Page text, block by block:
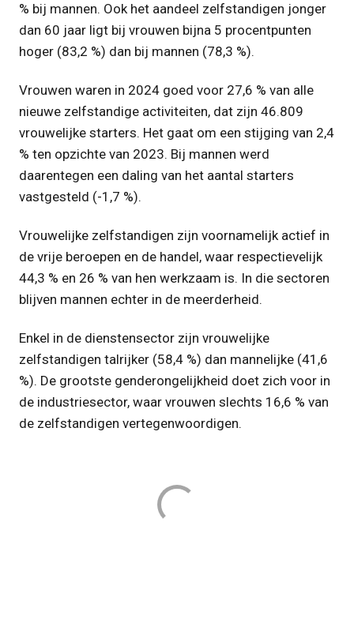
% bij mannen. Ook het aandeel zelfstandigen jonger
dan 60 jaar ligt bij vrouwen bijna 5 procentpunten
hoger (83,2 %) dan bij mannen (78,3 %).
Vrouwen waren in 2024 goed voor 27,6 % van alle
nieuwe zelfstandige activiteiten, dat zijn 46.809
vrouwelijke starters. Het gaat om een stijging van 2,4
% ten opzichte van 2023. Bij mannen werd
daarentegen een daling van het aantal starters
vastgesteld (-1,7 %).
Vrouwelijke zelfstandigen zijn voornamelijk actief in
de vrije beroepen en de handel, waar respectievelijk
44,3 % en 26 % van hen werkzaam is. In die sectoren
blijven mannen echter in de meerderheid.
Enkel in de dienstensector zijn vrouwelijke
zelfstandigen talrijker (58,4 %) dan mannelijke (41,6
%). De grootste genderongelijkheid doet zich voor in
de industriesector, waar vrouwen slechts 16,6 % van
de zelfstandigen vertegenwoordigen.